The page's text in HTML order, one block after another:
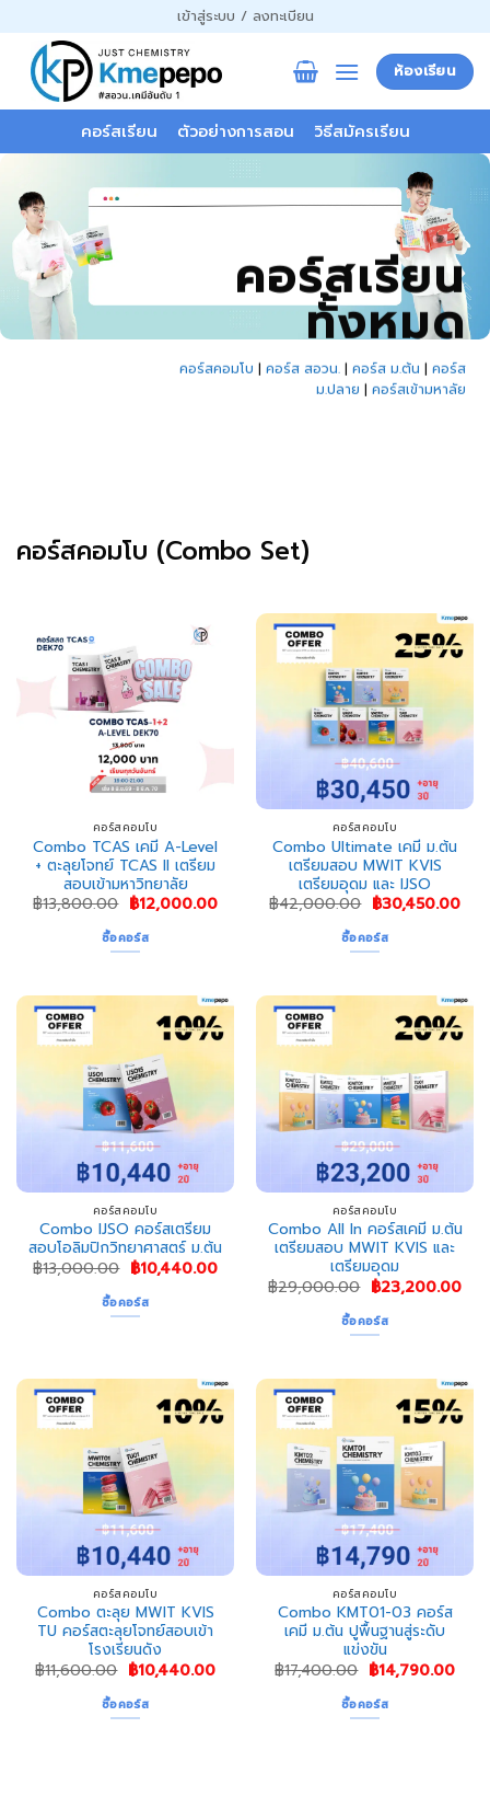
ไป
เนื้อหา
เข้าสู่ระบบ / ลงทะเบียน
ห้องเรียน
คอร์สเรียน ตัวอย่างการสอน วิธีสมัครเรียน
คอร์สเรียน
ทั้งหมด
คอร์สคอมโบ | คอร์ส สอวน.| คอร์ส ม.ต้น | คอร์ส
ม.ปลาย | คอร์สเข้ามหาลัย
คอร์สคอมโบ (Combo Set)
คอร์สคอมโบ
Combo TCAS เคมี A-Level
+ ตะลุยโจทย์ TCAS II เตรียม
สอบเข้ามหาวิทยาลัย
฿13,800.00 Original
price
was:
฿13,800.00.
฿12,000.00Current
ซื้อคอร์ส
คอร์สคอมโบ
Combo Ultimate เคมี ม.ต้น
เตรียมสอบ MWIT KVIS
เตรียมอุดม และ IJSO
฿42,000.00 Original
price
was:
฿42,000.00.
฿30,450.00
ซื้อคอร์ส
คอร์สคอมโบ
Combo IJSO คอร์สเตรียม
สอบโอลิมปิกวิทยาศาสตร์ ม.ต้น
฿13,000.00 Original
price
was:
฿13,000.00.
฿10,440.00Current
ซื้อคอร์ส
คอร์สคอมโบ
Combo All In คอร์สเคมี ม.ต้น
เตรียมสอบ MWIT KVIS และ
เตรียมอุดม
฿29,000.00 Original
price
was:
฿29,000.00.
฿23,200.00
ซื้อคอร์ส
คอร์สคอมโบ
Combo ตะลุย MWIT KVIS
TU คอร์สตะลุยโจทย์สอบเข้า
โรงเรียนดัง
฿11,600.00 Original
price
was:
฿11,600.00.
฿10,440.00Current
ซื้อคอร์ส
คอร์สคอมโบ
Combo KMT01-03 คอร์ส
เคมี ม.ต้น ปูพื้นฐานสู่ระดับ
แข่งขัน
฿17,400.00 Original
price
was:
฿17,400.00.
฿14,790.00
ซื้อคอร์ส